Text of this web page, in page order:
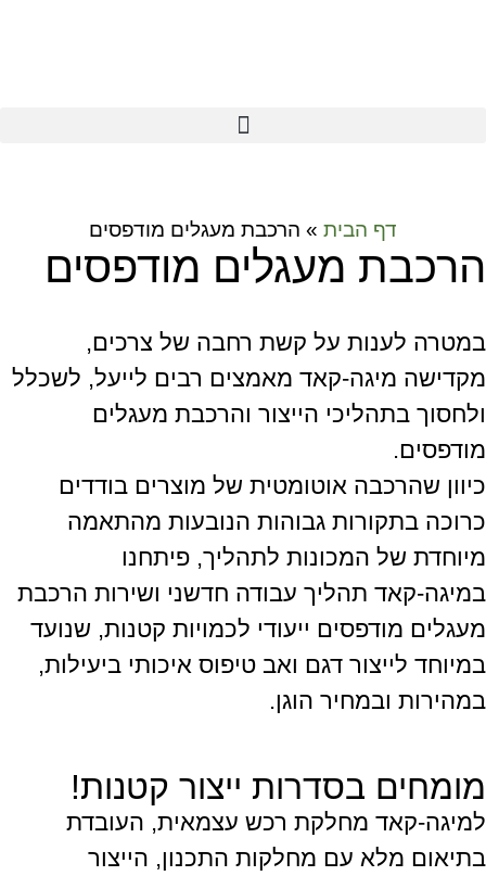
דף הבית » הרכבת מעגלים מודפסים
הרכבת מעגלים מודפסים
במטרה לענות על קשת רחבה של צרכים,
מקדישה מיגה-קאד מאמצים רבים לייעל, לשכלל
ולחסוך בתהליכי הייצור והרכבת מעגלים
מודפסים.
כיוון שהרכבה אוטומטית של מוצרים בודדים
כרוכה בתקורות גבוהות הנובעות מהתאמה
מיוחדת של המכונות לתהליך, פיתחנו
במיגה-קאד תהליך עבודה חדשני ושירות הרכבת
מעגלים מודפסים ייעודי לכמויות קטנות, שנועד
במיוחד לייצור דגם ואב טיפוס איכותי ביעילות,
במהירות ובמחיר הוגן.
מומחים בסדרות ייצור קטנות!
למיגה-קאד מחלקת רכש עצמאית, העובדת
בתיאום מלא עם מחלקות התכנון, הייצור